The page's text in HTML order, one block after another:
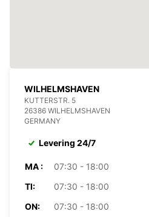
WILHELMSHAVEN
KUTTERSTR. 5
26386 WILHELMSHAVEN
GERMANY
Levering 24/7
MA :
07:30 - 18:00
TI:
07:30 - 18:00
ON:
07:30 - 18:00